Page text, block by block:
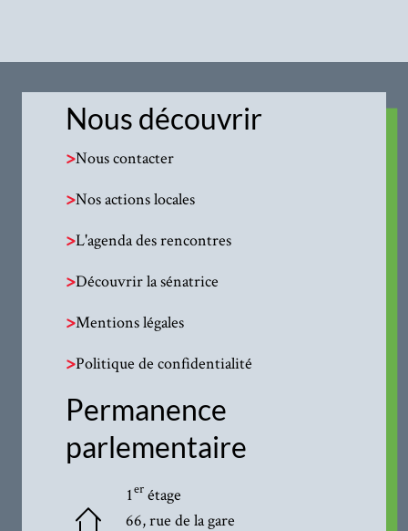
Nous découvrir
>Nous contacter
>Nos actions locales
>L'agenda des rencontres
>Découvrir la sénatrice
>Mentions légales
>Politique de confidentialité
Permanence
parlementaire
1erétage
66, rue de la gare